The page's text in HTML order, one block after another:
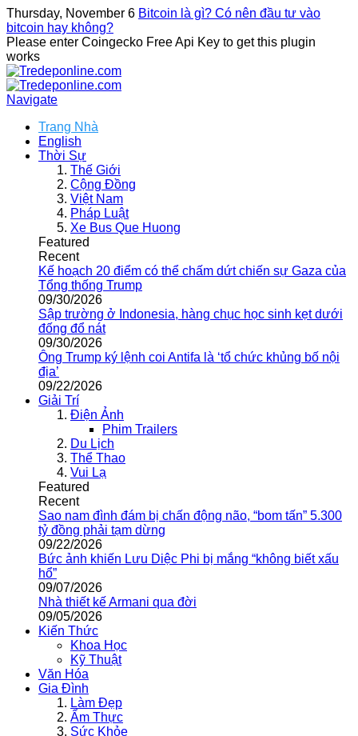
Thursday, November 6 Bitcoin là gì? Có nên đầu tư vào
bitcoin hay không?
Please enter Coingecko Free Api Key to get this plugin
works
Navigate
Trang Nhà
English
Thời Sự
Thế Giới
Cộng Đồng
Việt Nam
Pháp Luật
Xe Bus Que Huong
Featured
Recent
Kế hoạch 20 điểm có thể chấm dứt chiến sự Gaza của
Tổng thống Trump
09/30/2026
Sập trường ở Indonesia, hàng chục học sinh kẹt dưới
đống đổ nát
09/30/2026
Ông Trump ký lệnh coi Antifa là ‘tổ chức khủng bố nội
địa’
09/22/2026
Giải Trí
Điện Ảnh
Phim Trailers
Du Lịch
Thể Thao
Vui Lạ
Featured
Recent
Sao nam đình đám bị chấn động não, “bom tấn” 5.300
tỷ đồng phải tạm dừng
09/22/2026
Bức ảnh khiến Lưu Diệc Phi bị mắng “không biết xấu
hổ”
09/07/2026
Nhà thiết kế Armani qua đời
09/05/2026
Kiến Thức
Khoa Học
Kỹ Thuật
Văn Hóa
Gia Đình
Làm Đẹp
Ẩm Thực
Sức Khỏe